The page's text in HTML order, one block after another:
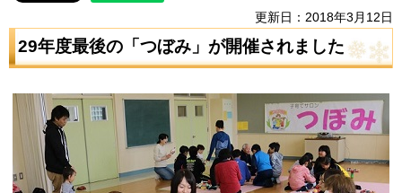
更新日：2018年3月12日
29年度最後の「つぼみ」が開催されました